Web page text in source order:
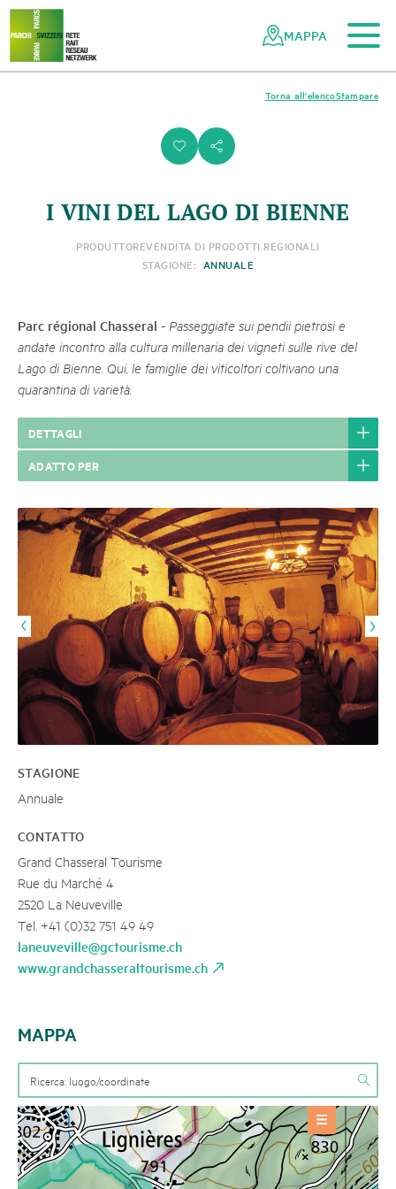
Navigazione
nella
rete
dei
Navigazione
rapida
Al contenuto principale
Alla navigazione mobile
Alla ricerca
Al piè di pagina
Alla mappa del sito
MAPPA
i s
Stampare
Torna all'elenco
I VINI DEL LAGO DI BIENNE
PRODUTTOREVENDITA DI PRODOTTI REGIONALI
STAGIONE: ANNUALE
Parc régional Chasseral - Passeggiate sui pendii pietrosi e
andate incontro alla cultura millenaria dei vigneti sulle rive del
Lago di Bienne. Qui, le famiglie dei viticoltori coltivano una
quarantina di varietà.
DETTAGLI
ADATTO PER
STAGIONE
Annuale
CONTATTO
Grand Chasseral Tourisme
Rue du Marché 4
2520 La Neuveville
Tel. +41 (0)32 751 49 49
laneuveville@gctourisme.ch
www.grandchasseraltourisme.ch
MAPPA
OFFERTE
Prodotto regionale
+
INFORMAZIONI BASE